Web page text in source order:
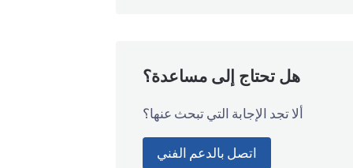
هل تحتاج إلى مساعدة؟
ألا تجد الإجابة التي تبحث عنها؟
اتصل بالدعم الفني